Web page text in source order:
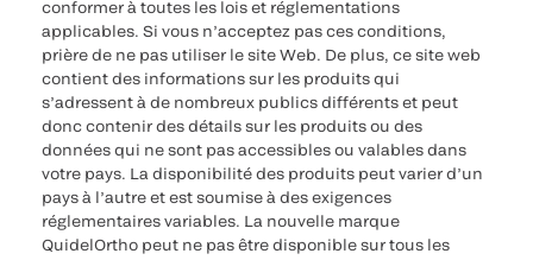
conformer à toutes les lois et réglementations
applicables. Si vous n’acceptez pas ces conditions,
prière de ne pas utiliser le site Web. De plus, ce site web
contient des informations sur les produits qui
s’adressent à de nombreux publics différents et peut
donc contenir des détails sur les produits ou des
données qui ne sont pas accessibles ou valables dans
votre pays. La disponibilité des produits peut varier d’un
pays à l’autre et est soumise à des exigences
réglementaires variables. La nouvelle marque
QuidelOrtho peut ne pas être disponible sur tous les